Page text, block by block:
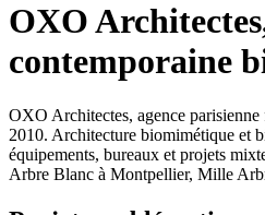
OXO
contemporaine
OXO Architectes, agence
2010. Architecture biomimétique et
équipements, bureaux et projets
Arbre Blanc à Montpellier, Mille